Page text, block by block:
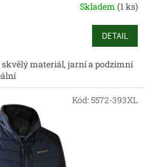
Skladem (1 ks)
DETAIL
materiál, jarní a podzimní
Kód:5572-393XL